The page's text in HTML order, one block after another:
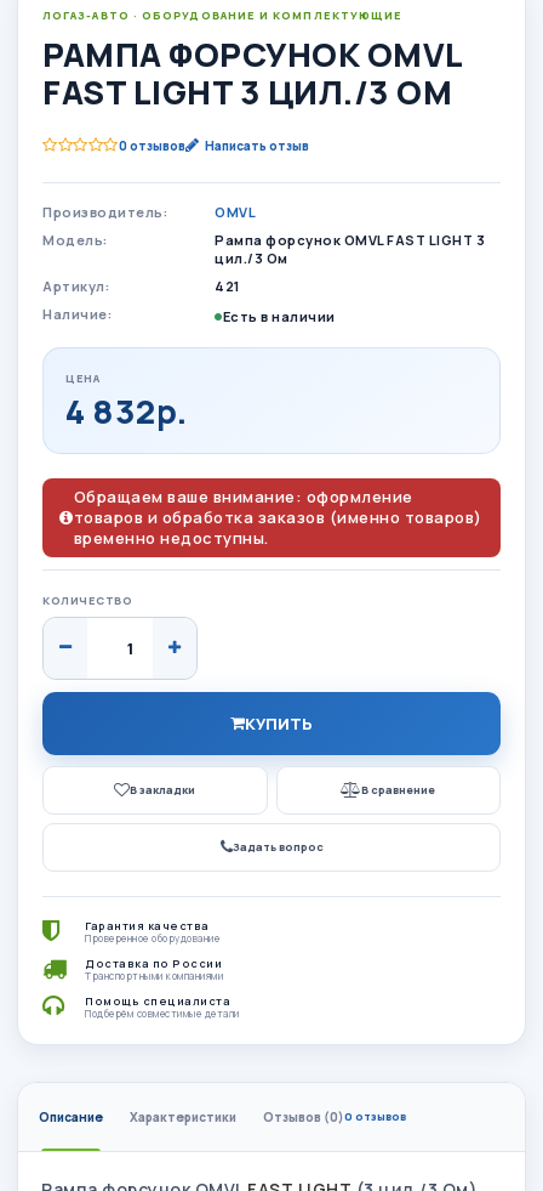
ЛОГАЗ-АВТО · ОБОРУДОВАНИЕ И КОМПЛЕКТУЮЩИЕ
РАМПА ФОРСУНОК OMVL
FAST LIGHT 3 ЦИЛ./3 ОМ
0 отзывов Написать отзыв
Производитель:
OMVL
Модель:
Рампа форсунок OMVL FAST LIGHT 3
цил./3 Ом
Артикул:
421
Наличие:
Есть в наличии
ЦЕНА
4 832р.
Обращаем ваше внимание: оформление
товаров и обработка заказов (именно товаров)
временно недоступны.
КОЛИЧЕСТВО
КУПИТЬ
В закладки В сравнение
Задать вопрос
Гарантия качества
Проверенное оборудование
Доставка по России
Транспортными компаниями
Помощь специалиста
Подберём совместимые детали
Описание Характеристики Отзывов (0)0 отзывов